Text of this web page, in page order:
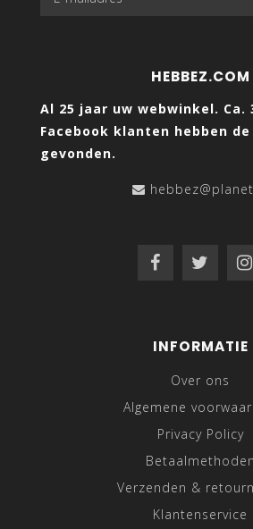
HEBBEZ.COM
Al 25 jaar uw webwinkel. Ca.
Facebook klanten hebben
gevonden.
INFORMATIE
Over ons
Algemene
Privacy Policy
Betaalmethoden
Verzenden &
Klantenservice